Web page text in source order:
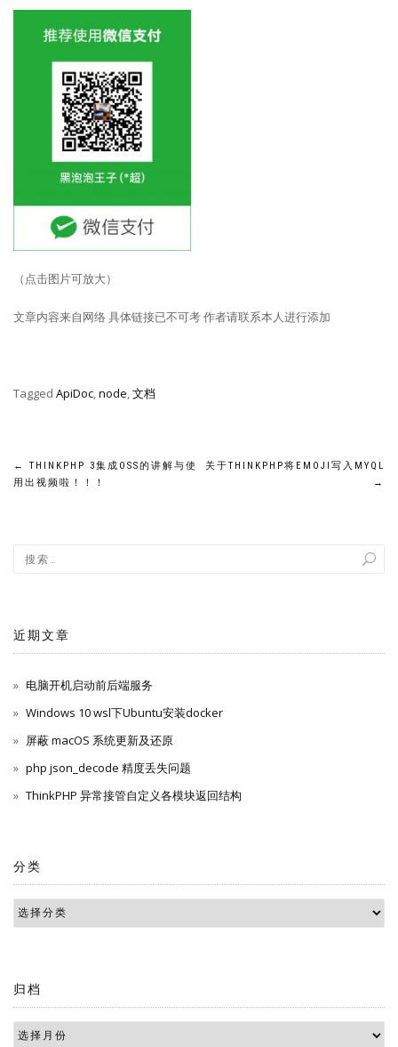
（点击图片可放大）
文章内容来自网络 具体链接已不可考 作者请联系本人进行添加
Tagged ApiDoc,node,文档
文
导
←
THINKPHP 3集成OSS的讲解与使
用出视频啦！！！
关于THINKPHP将EMOJI写入MYQL
→
近期文章
电脑开机启动前后端服务
Windows 10 wsl下Ubuntu安装docker
屏蔽 macOS 系统更新及还原
php json_decode 精度丢失问题
ThinkPHP 异常接管自定义各模块返回结构
分类
归档